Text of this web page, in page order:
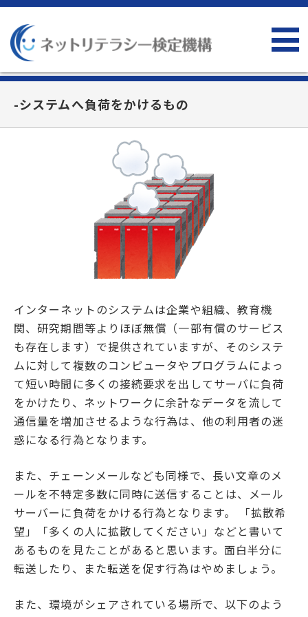
-システムへ負荷をかけるもの
インターネットのシステムは企業や組織、教育機
関、研究期間等よりほぼ無償（一部有償のサービス
も存在します）で提供されていますが、そのシステ
ムに対して複数のコンピュータやプログラムによっ
て短い時間に多くの接続要求を出してサーバに負荷
をかけたり、ネットワークに余計なデータを流して
通信量を増加させるような行為は、他の利用者の迷
惑になる行為となります。
また、チェーンメールなども同様で、長い文章のメ
ールを不特定多数に同時に送信することは、メール
サーバーに負荷をかける行為となります。 「拡散希
望」「多くの人に拡散してください」などと書いて
あるものを見たことがあると思います。面白半分に
転送したり、また転送を促す行為はやめましょう。
また、環境がシェアされている場所で、以下のよう